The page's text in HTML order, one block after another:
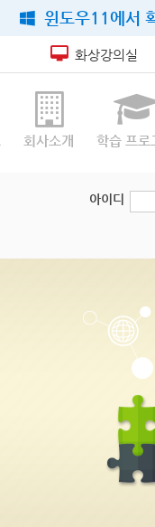
윈도우11에서
화상강의실
회사소개 학습 프로
아이디